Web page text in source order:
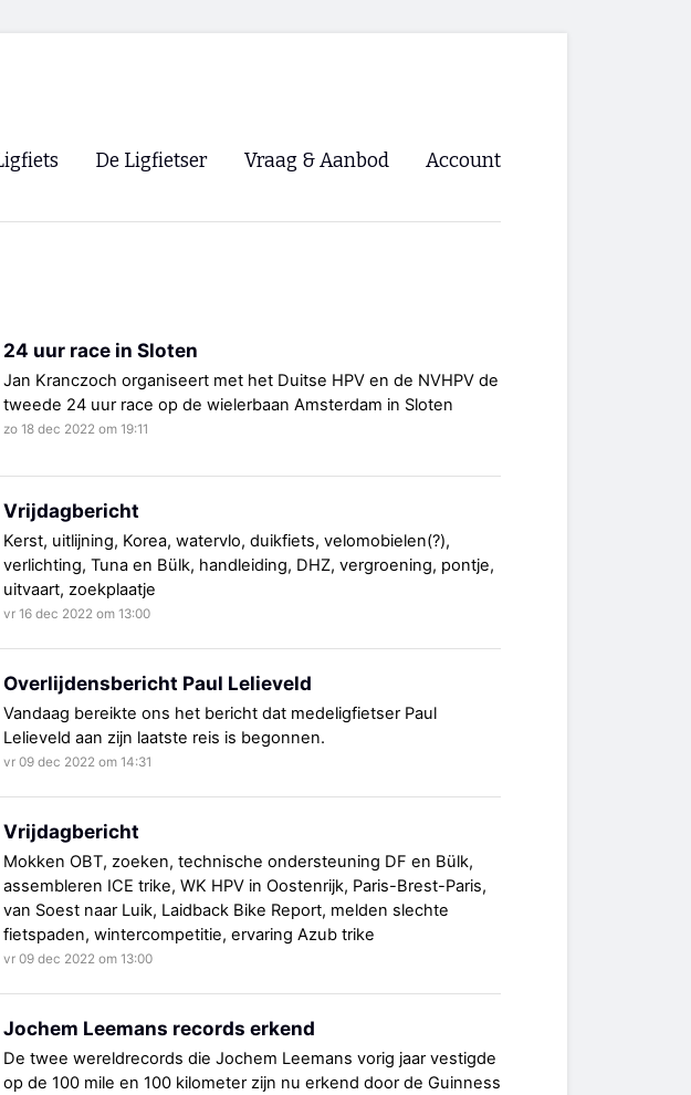
De Ligfietser
Lokale Fietsverenigingen
EHPVA & EuSupino 🡺
Forum ligfietsers.nl 🡺
Vraag & Aanbod Account
24 uur race in Sloten
Jan Kranczoch organiseert met het Duitse HPV en de NVHPV de
tweede 24 uur race op de wielerbaan Amsterdam in Sloten
zo 18 dec 2022 om 19:11
Vrijdagbericht
Kerst, uitlijning, Korea, watervlo, duikfiets, velomobielen(?),
verlichting, Tuna en Bülk, handleiding, DHZ, vergroening, pontje,
uitvaart, zoekplaatje
vr 16 dec 2022 om 13:00
Overlijdensbericht Paul Lelieveld
Vandaag bereikte ons het bericht dat medeligfietser Paul
Lelieveld aan zijn laatste reis is begonnen.
vr 09 dec 2022 om 14:31
Vrijdagbericht
Mokken OBT, zoeken, technische ondersteuning DF en Bülk,
assembleren ICE trike, WK HPV in Oostenrijk, Paris-Brest-Paris,
van Soest naar Luik, Laidback Bike Report, melden slechte
fietspaden, wintercompetitie, ervaring Azub trike
vr 09 dec 2022 om 13:00
Jochem Leemans records erkend
De twee wereldrecords die Jochem Leemans vorig jaar vestigde
op de 100 mile en 100 kilometer zijn nu erkend door de Guinness